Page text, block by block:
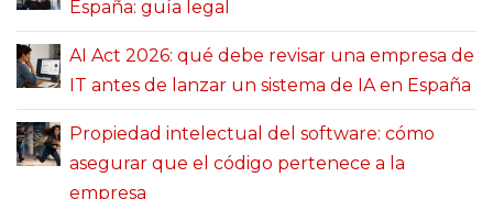
España: guía legal
AI Act 2026: qué debe revisar una empresa de
IT antes de lanzar un sistema de IA en España
Propiedad intelectual del software: cómo
asegurar que el código pertenece a la
empresa